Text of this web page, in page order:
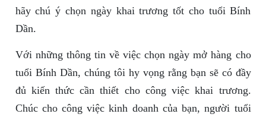
hãy chú ý chọn ngày khai trương tốt cho tuổi Bính
Dần.
Với những thông tin về việc chọn ngày mở hàng cho
tuổi Bính Dần, chúng tôi hy vọng rằng bạn sẽ có đầy
đủ kiến thức cần thiết cho công việc khai trương.
Chúc cho công việc kinh doanh của bạn, người tuổi